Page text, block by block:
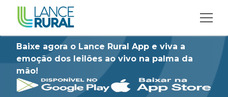
Baixe agora o Lance Rural App e viva a
emoção dos leilões ao vivo na palma da
mão!